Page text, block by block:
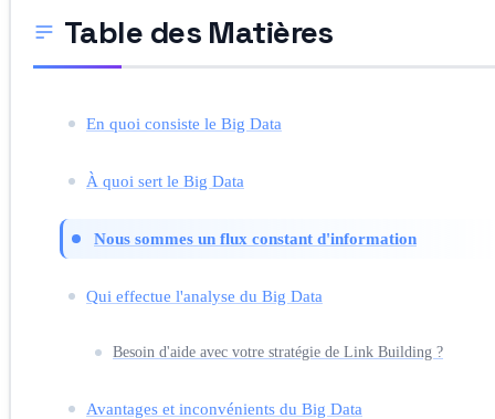
Table des Matières
En quoi consiste le Big Data
À quoi sert le Big Data
Nous sommes un flux constant d'information
Qui effectue l'analyse du Big Data
Besoin d'aide avec votre stratégie de Link Building ?
Avantages et inconvénients du Big Data